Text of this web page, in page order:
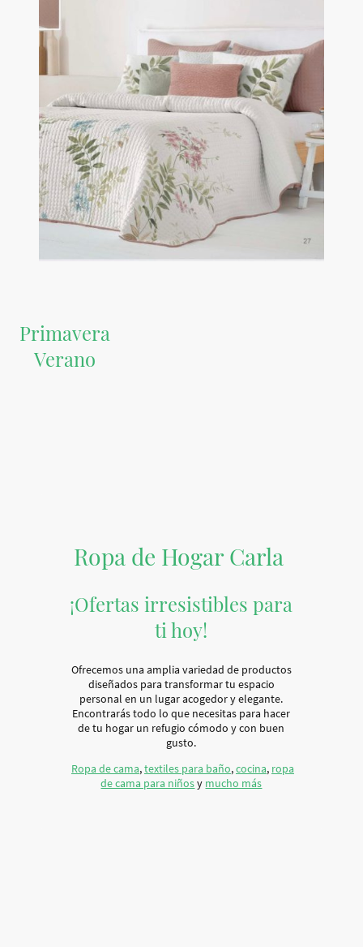
Primavera
Verano
Ropa de Hogar Carla
¡Ofertas irresistibles para
ti hoy!
Ofrecemos una amplia variedad de productos
diseñados para transformar tu espacio
personal en un lugar acogedor y elegante.
Encontrarás todo lo que necesitas para hacer
de tu hogar un refugio cómodo y con buen
gusto.
Ropa de cama,textiles para baño,cocina, ropa
de cama para niñosy mucho más